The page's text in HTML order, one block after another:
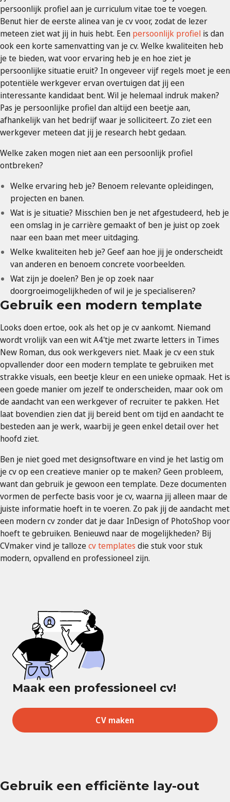
persoonlijk profiel aan je curriculum vitae toe te voegen.
Benut hier de eerste alinea van je cv voor, zodat de lezer
meteen ziet wat jij in huis hebt. Een persoonlijk profiel is dan
ook een korte samenvatting van je cv. Welke kwaliteiten heb
je te bieden, wat voor ervaring heb je en hoe ziet je
persoonlijke situatie eruit? In ongeveer vijf regels moet je een
potentiële werkgever ervan overtuigen dat jij een
interessante kandidaat bent. Wil je helemaal indruk maken?
Pas je persoonlijke profiel dan altijd een beetje aan,
afhankelijk van het bedrijf waar je solliciteert. Zo ziet een
werkgever meteen dat jij je research hebt gedaan.
Welke zaken mogen niet aan een persoonlijk profiel
ontbreken?
Welke ervaring heb je? Benoem relevante opleidingen,
projecten en banen.
Wat is je situatie? Misschien ben je net afgestudeerd, heb je
een omslag in je carrière gemaakt of ben je juist op zoek
naar een baan met meer uitdaging.
Welke kwaliteiten heb je? Geef aan hoe jij je onderscheidt
van anderen en benoem concrete voorbeelden.
Wat zijn je doelen? Ben je op zoek naar
doorgroeimogelijkheden of wil je je specialiseren?
Gebruik een modern template
Looks doen ertoe, ook als het op je cv aankomt. Niemand
wordt vrolijk van een wit A4'tje met zwarte letters in Times
New Roman, dus ook werkgevers niet. Maak je cv een stuk
opvallender door een modern template te gebruiken met
strakke visuals, een beetje kleur en een unieke opmaak. Het is
een goede manier om jezelf te onderscheiden, maar ook om
de aandacht van een werkgever of recruiter te pakken. Het
laat bovendien zien dat jij bereid bent om tijd en aandacht te
besteden aan je werk, waarbij je geen enkel detail over het
hoofd ziet.
Ben je niet goed met designsoftware en vind je het lastig om
je cv op een creatieve manier op te maken? Geen probleem,
want dan gebruik je gewoon een template. Deze documenten
vormen de perfecte basis voor je cv, waarna jij alleen maar de
juiste informatie hoeft in te voeren. Zo pak jij de aandacht met
een modern cv zonder dat je daar InDesign of PhotoShop voor
hoeft te gebruiken. Benieuwd naar de mogelijkheden? Bij
CVmaker vind je tallozecv templates die stuk voor stuk
modern, opvallend en professioneel zijn.
Maak een professioneel cv!
CV maken
Gebruik een efficiënte lay-out